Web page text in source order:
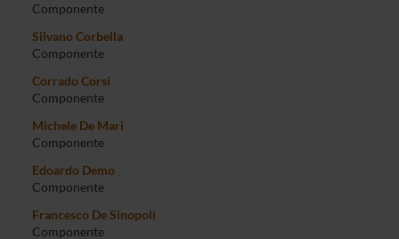
Componente
Silvano Corbella
Componente
Corrado Corsi
Componente
Michele De Mari
Componente
Edoardo Demo
Componente
Francesco De Sinopoli
Componente